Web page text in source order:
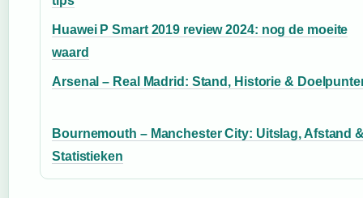
Huawei P Smart 2019 review 2024: nog de moeite
waard
Arsenal – Real Madrid: Stand, Historie &
Bournemouth – Manchester City: Uitslag, Afstand
Statistieken